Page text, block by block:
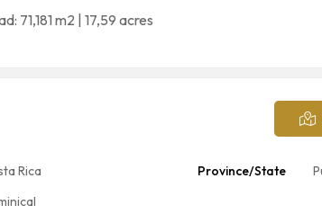
71,181 m2 | 17,59 acres
Rica Province/State